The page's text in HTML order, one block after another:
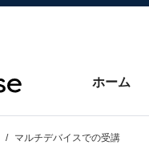
ホーム
マルチデバイスでの受講